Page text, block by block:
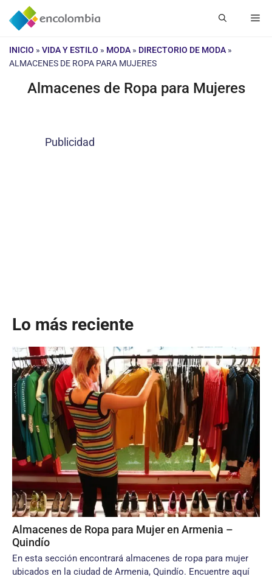
Saltar
INICIO » VIDA Y ESTILO » MODA » DIRECTORIO DE MODA »
ALMACENES DE ROPA PARA MUJERES
Almacenes de Ropa para Mujeres
Publicidad
Lo más reciente
Almacenes de Ropa para Mujer en Armenia –
Quindío
En esta sección encontrará almacenes de ropa para mujer
ubicados en la ciudad de Armenia, Quindío. Encuentre aquí